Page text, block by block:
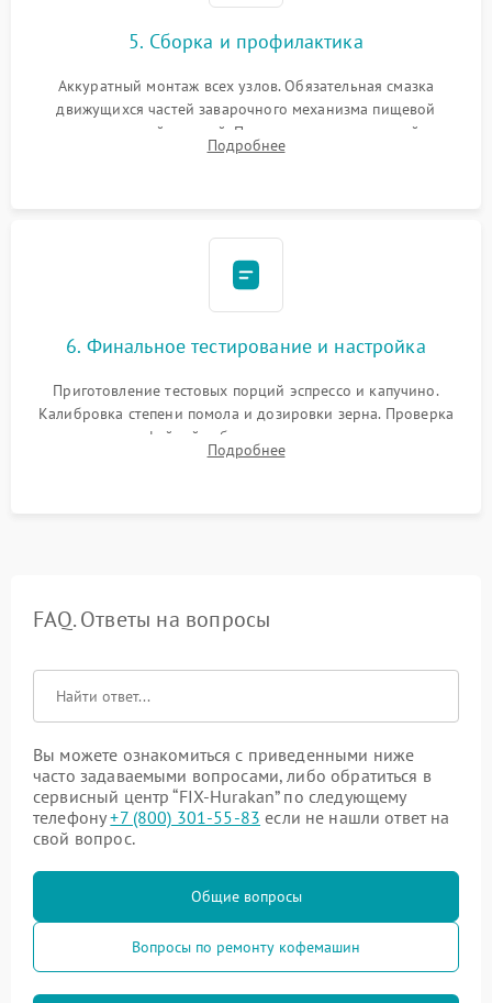
5. Сборка и профилактика
Аккуратный монтаж всех узлов. Обязательная смазка
движущихся частей заварочного механизма пищевой
силиконовой смазкой. Проведение программной
декальцинации и очистки системы от кофейных масел.
Подробнее
6. Финальное тестирование и настройка
Приготовление тестовых порций эспрессо и капучино.
Калибровка степени помола и дозировки зерна. Проверка
плотности кофейной таблетки, температуры напитка и
качества молочной пены. Контроль отсутствия посторонних
Подробнее
FAQ. Ответы на вопросы
Вы можете ознакомиться с приведенными ниже
часто задаваемыми вопросами, либо обратиться в
сервисный центр “FIX-Hurakan” по следующему
телефону+7 (800) 301-55-83 если не нашли ответ на
свой вопрос.
Общие вопросы
Вопросы по ремонту кофемашин